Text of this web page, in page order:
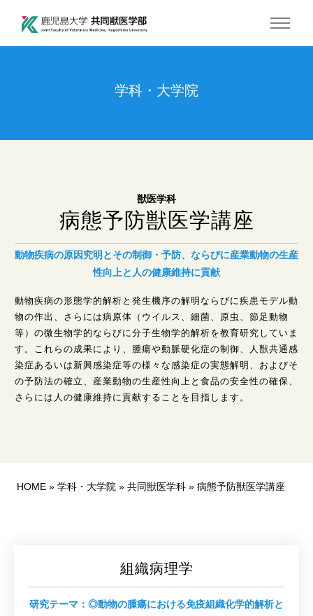
学科・大学院
獣医学科
病態予防獣医学講座
動物疾病の原因究明とその制御・予防、ならびに産業動物の生産
性向上と人の健康維持に貢献
動物疾病の形態学的解析と発生機序の解明ならびに疾患モデル動
物の作出、さらには病原体（ウイルス、細菌、原虫、節足動物
等）の微生物学的ならびに分子生物学的解析を教育研究していま
す。これらの成果により、腫瘍や動脈硬化症の制御、人獣共通感
染症あるいは新興感染症等の様々な感染症の実態解明、およびそ
の予防法の確立、産業動物の生産性向上と食品の安全性の確保、
さらには人の健康維持に貢献することを目指します。
HOME » 学科・大学院 » 共同獣医学科 » 病態予防獣医学講座
組織病理学
研究テーマ：◎動物の腫瘍における免疫組織化学的解析と